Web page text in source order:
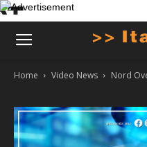
Home Video News Nord